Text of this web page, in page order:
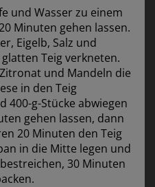
und Wasser zu einem
Minuten gehen lassen.
Eigelb, Salz und
Teig verkneten.
und Mandeln die
in den Teig
400-g-Stücke abwiegen
gehen lassen, dann
20 Minuten den Teig
in die Mitte legen und
30 Minuten